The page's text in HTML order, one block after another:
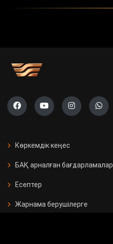
Көркемдік кеңес
БАҚ арналған бағдарламалар
Есептер
Жарнама берушілерге